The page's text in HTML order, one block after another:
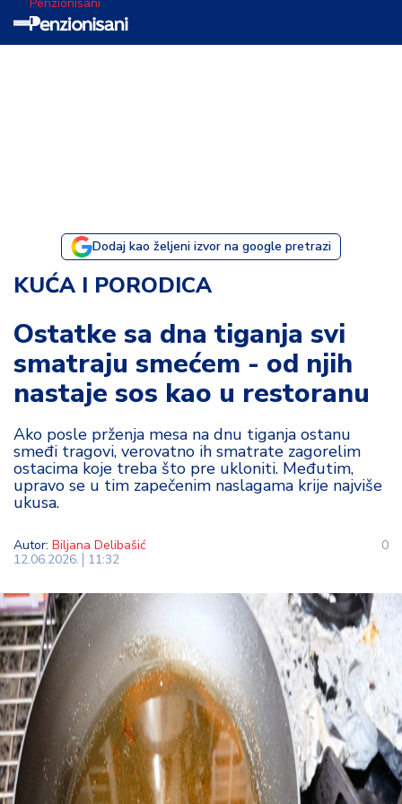
M
M
oj
a
p
e
n
zij
a
K
Dodaj kao željeni izvor na google pretrazi
KUĆA I PORODICA
Ostatke sa dna tiganja svi
smatraju smećem - od njih
nastaje sos kao u restoranu
Ako posle prženja mesa na dnu tiganja ostanu
smeđi tragovi, verovatno ih smatrate zagorelim
ostacima koje treba što pre ukloniti. Međutim,
upravo se u tim zapečenim naslagama krije najviše
ukusa.
Autor: Biljana Delibašić
12.06.2026.
11:32
0